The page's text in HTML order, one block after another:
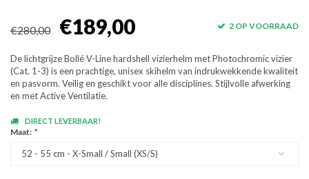
€280,00 €189,00 2 OP VOORRAAD
De lichtgrijze Bollé V-Line hardshell vizierhelm met Photochromic vizier
(Cat. 1-3) is een prachtige, unisex skihelm van indrukwekkende kwaliteit
en pasvorm. Veilig en geschikt voor alle disciplines. Stijlvolle afwerking
en met Active Ventilatie.
DIRECT LEVERBAAR!
Maat: *
52 - 55 cm - X-Small / Small (XS/S)